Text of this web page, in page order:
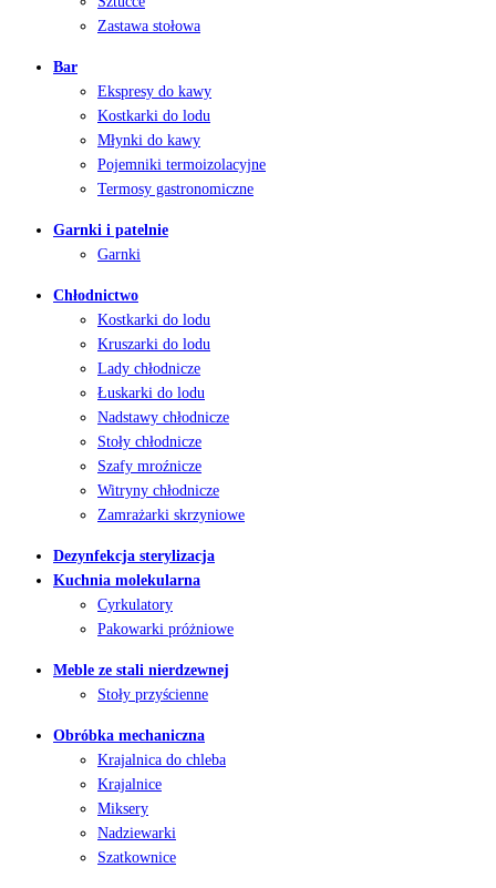
Zastawa stołowa
Bar
Ekspresy do kawy
Kostkarki do lodu
Młynki do kawy
Pojemniki termoizolacyjne
Termosy gastronomiczne
Garnki i patelnie
Garnki
Chłodnictwo
Kostkarki do lodu
Kruszarki do lodu
Lady chłodnicze
Łuskarki do lodu
Nadstawy chłodnicze
Stoły chłodnicze
Szafy mroźnicze
Witryny chłodnicze
Zamrażarki skrzyniowe
Dezynfekcja sterylizacja
Kuchnia molekularna
Cyrkulatory
Pakowarki próżniowe
Meble ze stali nierdzewnej
Stoły przyścienne
Obróbka mechaniczna
Krajalnica do chleba
Krajalnice
Miksery
Nadziewarki
Szatkownice